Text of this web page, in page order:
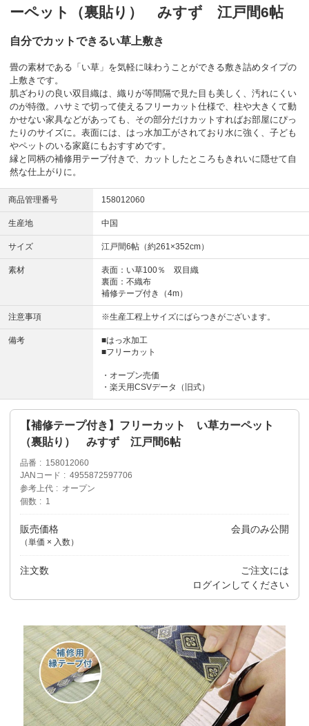
ーペット（裏貼り） みすず 江戸間6帖
自分でカットできるい草上敷き
畳の素材である「い草」を気軽に味わうことができる敷き詰めタイプの
上敷きです。
肌ざわりの良い双目織は、織りが等間隔で見た目も美しく、汚れにくい
のが特徴。ハサミで切って使えるフリーカット仕様で、柱や大きくて動
かせない家具などがあっても、その部分だけカットすればお部屋にぴっ
たりのサイズに。表面には、はっ水加工がされており水に強く、子ども
やペットのいる家庭にもおすすめです。
縁と同柄の補修用テープ付きで、カットしたところもきれいに隠せて自
然な仕上がりに。
商品管理番号 158012060
生産地 中国
サイズ 江戸間6帖（約261×352cm）
素材
表面：い草100％ 双目織
裏面：不織布
補修テープ付き（4m）
注意事項 ※生産工程上サイズにばらつきがございます。
備考
■はっ水加工
■フリーカット
・オープン売価
・楽天用CSVデータ（旧式）
【補修テープ付き】フリーカット い草カーペット
（裏貼り） みすず 江戸間6帖
品番
158012060
JANコード
4955872597706
参考上代
オープン
個数
1
販売価格
（単価 × 入数）
会員のみ公開
注文数
ご注文には
ログイン してください